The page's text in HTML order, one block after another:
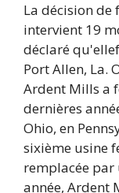
La décision
intervient 19
déclaré qu'elle
Port Allen, La.
Ardent Mills a
dernières
Ohio, en
sixième usine
remplacée par
année, Ardent